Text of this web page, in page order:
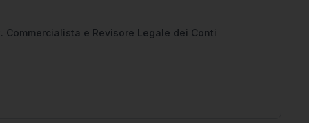
Commercialista e Revisore Legale dei Conti